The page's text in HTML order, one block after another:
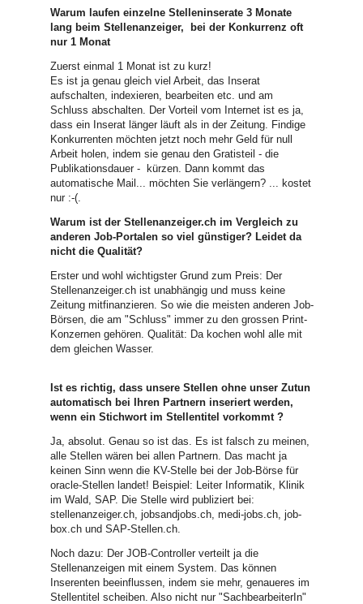
Warum laufen einzelne Stelleninserate 3 Monate
lang beim Stellenanzeiger, bei der Konkurrenz oft
nur 1 Monat
Zuerst einmal 1 Monat ist zu kurz!
Es ist ja genau gleich viel Arbeit, das Inserat
aufschalten, indexieren, bearbeiten etc. und am
Schluss abschalten. Der Vorteil vom Internet ist es ja,
dass ein Inserat länger läuft als in der Zeitung. Findige
Konkurrenten möchten jetzt noch mehr Geld für null
Arbeit holen, indem sie genau den Gratisteil - die
Publikationsdauer - kürzen. Dann kommt das
automatische Mail... möchten Sie verlängern? ... kostet
nur :-(.
Warum ist der Stellenanzeiger.ch im Vergleich zu
anderen Job-Portalen so viel günstiger? Leidet da
nicht die Qualität?
Erster und wohl wichtigster Grund zum Preis: Der
Stellenanzeiger.ch ist unabhängig und muss keine
Zeitung mitfinanzieren. So wie die meisten anderen Job-
Börsen, die am "Schluss" immer zu den grossen Print-
Konzernen gehören. Qualität: Da kochen wohl alle mit
dem gleichen Wasser.
Ist es richtig, dass unsere Stellen ohne unser Zutun
automatisch bei Ihren Partnern inseriert werden,
wenn ein Stichwort im Stellentitel vorkommt ?
Ja, absolut. Genau so ist das. Es ist falsch zu meinen,
alle Stellen wären bei allen Partnern. Das macht ja
keinen Sinn wenn die KV-Stelle bei der Job-Börse für
oracle-Stellen landet! Beispiel: Leiter Informatik, Klinik
im Wald, SAP. Die Stelle wird publiziert bei:
stellenanzeiger.ch, jobsandjobs.ch, medi-jobs.ch, job-
box.ch und SAP-Stellen.ch.
Noch dazu: Der JOB-Controller verteilt ja die
Stellenanzeigen mit einem System. Das können
Inserenten beeinflussen, indem sie mehr, genaueres im
Stellentitel scheiben. Also nicht nur "SachbearbeiterIn"